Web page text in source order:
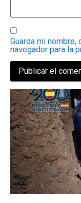
Guarda mi
navegador para la